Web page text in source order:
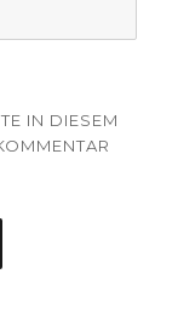
IN DIESEM